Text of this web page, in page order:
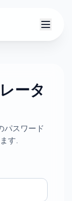
ータ
パスワード
す.